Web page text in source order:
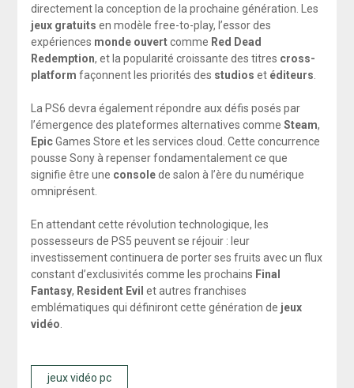
directement la conception de la prochaine génération. Les
jeux gratuits en modèle free-to-play, l’essor des
expériences monde ouvertcomme Red Dead
Redemption, et la popularité croissante des titres cross-
platform façonnent les priorités des studios et éditeurs.
La PS6 devra également répondre aux défis posés par
l’émergence des plateformes alternatives comme Steam,
EpicGames Store et les services cloud. Cette concurrence
pousse Sony à repenser fondamentalement ce que
signifie être une consolede salon à l’ère du numérique
omniprésent.
En attendant cette révolution technologique, les
possesseurs de PS5 peuvent se réjouir : leur
investissement continuera de porter ses fruits avec un flux
constant d’exclusivités comme les prochains Final
Fantasy, Resident Evil et autres franchises
emblématiques qui définiront cette génération de jeux
vidéo.
jeux vidéo pc